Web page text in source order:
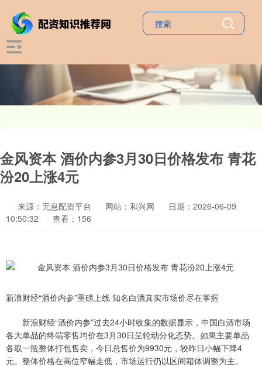
金风资本 酒价内参3月30日价格发布 青花
汾20上涨4元
来源：无息配资平台 网站：和兴网
日期：2026-06-09
10:50:32
查看：156
新浪财经“酒价内参”重磅上线 知名白酒真实市场价尽在掌握
新浪财经“酒价内参”过去24小时收集的数据显示，中国白酒市场
各大单品的终端零售均价在3月30日呈轮动分化态势。如果主要单品
各取一瓶整体打包售卖，今日总售价为9930元，较昨日小幅下降4
元。整体价格在高位窄幅走低，市场运行仍以区间箱体调整为主。